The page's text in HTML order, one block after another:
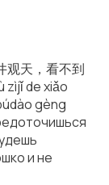
观天，看不到
zìjǐ de xiǎo
gèng
и не